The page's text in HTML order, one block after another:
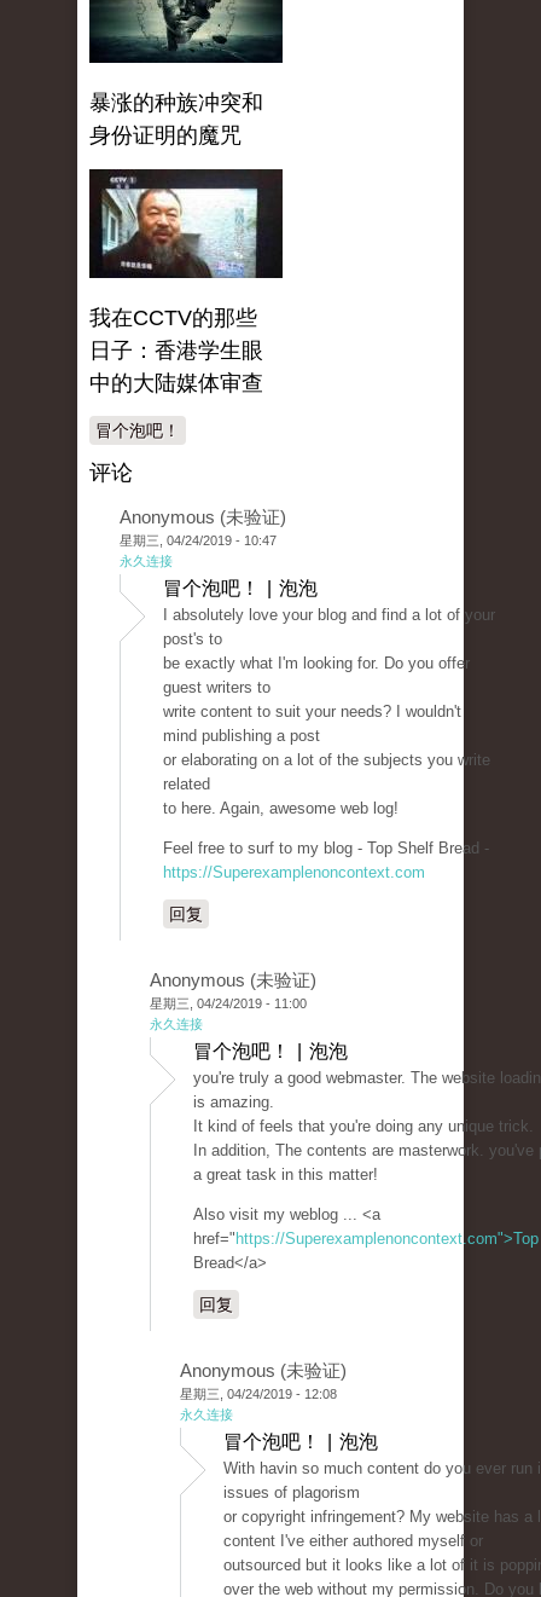
暴涨的种族冲突和
身份证明的魔咒
我在CCTV的那些
日子：香港学生眼
中的大陆媒体审查
冒个泡吧！
评论
Anonymous (未验证)
星期三, 04/24/2019 - 10:47
永久连接
冒个泡吧！ | 泡泡
I absolutely love your blog and find a lot of your
post's to
be exactly what I'm looking for. Do you offer
guest writers to
write content to suit your needs? I wouldn't
mind publishing a post
or elaborating on a lot of the subjects you write
related
to here. Again, awesome web log!
Feel free to surf to my blog - Top Shelf Bread -
https://Superexamplenoncontext.com
回复
Anonymous (未验证)
星期三, 04/24/2019 - 11:00
永久连接
冒个泡吧！ | 泡泡
you're truly a good webmaster. The website
is amazing.
It kind of feels that you're doing any unique trick.
In addition, The contents are masterwork. you've
a great task in this matter!
Also visit my weblog ... <a
href=" https://Superexamplenoncontext.com">Top
Bread</a>
回复
Anonymous (未验证)
星期三, 04/24/2019 - 12:08
永久连接
冒个泡吧！ | 泡泡
With havin so much content do you ever run
issues of plagorism
or copyright infringement? My website has a
content I've either authored myself or
outsourced but it looks like a lot of it is
over the web without my permission. Do you